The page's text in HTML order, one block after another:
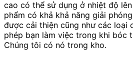
cao có thể sử dụng ở nhiệt độ
phẩm có khả khả năng giải
được cải thiện cũng như các loại
phép bạn làm việc trong khi bóc
Chúng tôi có nó trong kho.